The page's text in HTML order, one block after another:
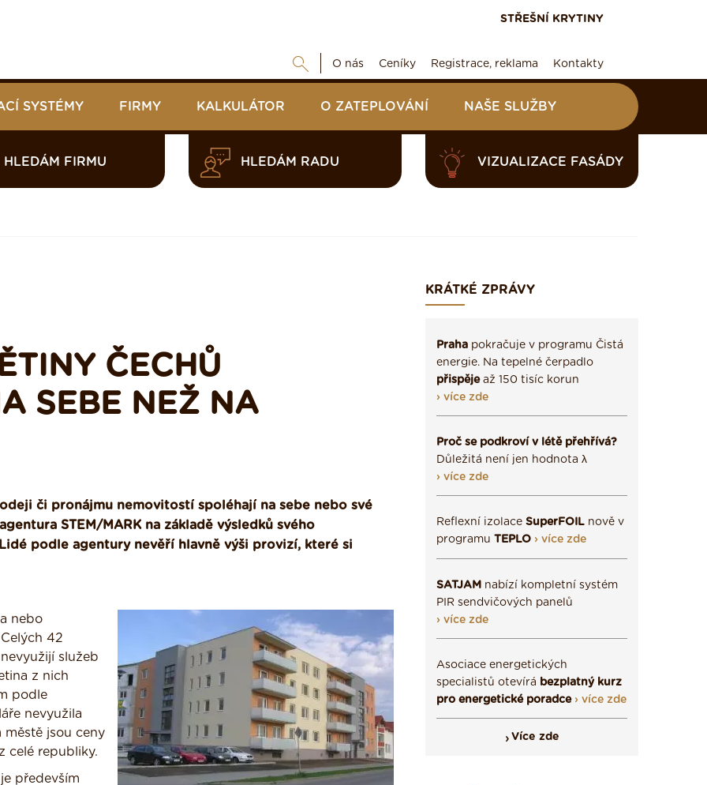
STŘEŠNÍ KRYTINY
O nás Ceníky Registrace, reklama Kontakty
SYSTÉMY FIRMY KALKULÁTOR O ZATEPLOVÁNÍ NAŠE SLUŽBY
HLEDÁM FIRMU HLEDÁM RADU VIZUALIZACE FASÁDY
ČECHŮ
SEBE NEŽ NA
či pronájmu nemovitostí spoléhají na sebe nebo své
STEM/MARK na základě výsledků svého
podle agentury nevěří hlavně výši provizí, které si
nebo
42
služeb
z nich
podle
nevyužila
jsou ceny
celé republiky.
především
KRÁTKÉ ZPRÁVY
Praha pokračuje v programu Čistá
energie. Na tepelné čerpadlo
přispějeaž 150 tisíc korun
› více zde
Proč se podkroví v létě přehřívá?
Důležitá není jen hodnota λ
› více zde
Reflexní izolace SuperFOIL nově v
programu TEPLO › více zde
SATJAM nabízí kompletní systém
PIR sendvičových panelů
› více zde
Asociace energetických
specialistů otevírá bezplatný kurz
pro energetické poradce › více zde
Více zde